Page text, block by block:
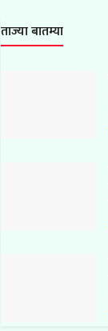
ताज्या बातम्या